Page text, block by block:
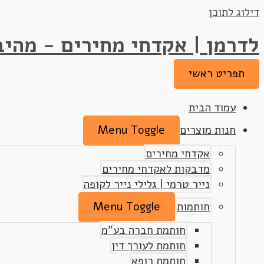
דילוג לתוכן
לדרמן | אקדחי מחירים -
תפריט ראשי
עמוד הבית
חנות מוצרים
Menu Toggle
אקדחי מחירים
מדבקות לאקדחי מחירים
נייר טרמי | גלילי נייר לקופה
חותמות
Menu Toggle
חותמת חברה בע"מ
חותמת לעורך דין